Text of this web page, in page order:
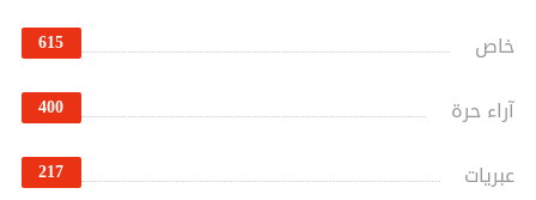
خاص 615
آراء حرة 400
عبريات 217